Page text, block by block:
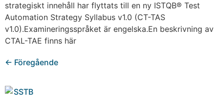
strategiskt innehåll har flyttats till en ny ISTQB® Test
Automation Strategy Syllabus v1.0 (CT-TAS
v1.0).Examineringsspråket är engelska.En beskrivning av
CTAL-TAE finns här
← Föregående